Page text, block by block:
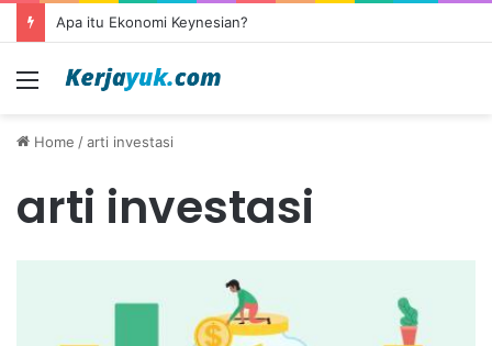
Apa itu Ekonomi Keynesian?
Menu
Home /arti investasi
arti investasi